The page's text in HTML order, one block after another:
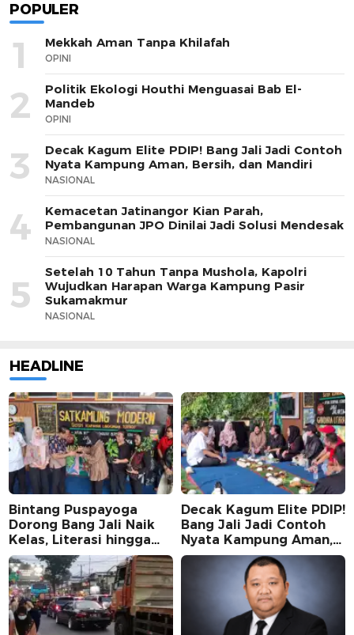
POPULER
1 Mekkah Aman Tanpa Khilafah
OPINI
2
Politik Ekologi Houthi Menguasai Bab El-
Mandeb
OPINI
3
Decak Kagum Elite PDIP! Bang Jali Jadi Contoh
Nyata Kampung Aman, Bersih, dan Mandiri
NASIONAL
4
Kemacetan Jatinangor Kian Parah,
Pembangunan JPO Dinilai Jadi Solusi Mendesak
NASIONAL
5
Setelah 10 Tahun Tanpa Mushola, Kapolri
Wujudkan Harapan Warga Kampung Pasir
Sukamakmur
NASIONAL
HEADLINE
Bintang Puspayoga
Dorong Bang Jali Naik
Kelas, Literasi hingga
UMKM Digital Jadi
Fokus
Decak Kagum Elite PDIP!
Bang Jali Jadi Contoh
Nyata Kampung Aman,
Bersih, dan Mandiri